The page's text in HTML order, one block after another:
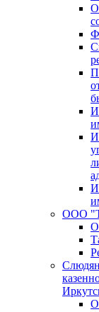
ООО